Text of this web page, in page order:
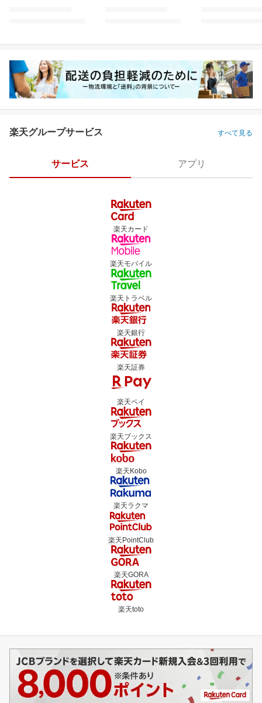
楽天グループサービス すべて見る
サービス アプリ
楽天カード
楽天モバイル
楽天トラベル
楽天銀行
楽天証券
楽天ペイ
楽天ブックス
楽天Kobo
楽天ラクマ
楽天PointClub
楽天GORA
楽天toto